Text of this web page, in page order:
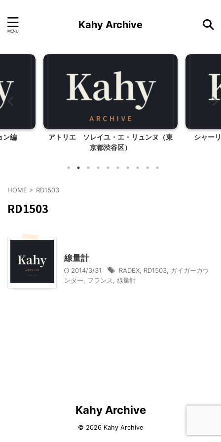
Kahy Archive
ン編
アトリエ ソレイユ・エ・リュンヌ（東
京都渋谷区）
シャー
HOME > RD1503
RD1503
線量計
2014/3/31 RADEX RD1503 ガイガーカウ
ンター
フランス 線量計
Kahy Archive
© 2026 Kahy Archive